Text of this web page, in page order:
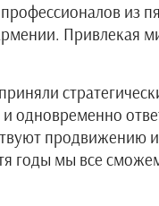
из
Привлекая
годы мы все